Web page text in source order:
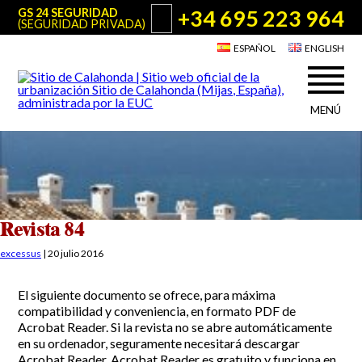
GS 24 SEGURIDAD
(SEGURIDAD PRIVADA)
+34 695 223 964
ESPAÑOL ENGLISH
MENÚ
Quiénes somos
Junta Directiva
Servicios de la EUC
Actas e Informes Anuales
Contactar
Actuaciones
Utilidades para Residentes y Visitantes
Transporte
El reciclado de nuestros residuos
Información sobre podas
Noticias
Teléfonos de interés
Revista 84
excessus | 20 julio 2016
El siguiente documento se ofrece, para máxima
compatibilidad y conveniencia, en formato PDF de
Acrobat Reader. Si la revista no se abre automáticamente
en su ordenador, seguramente necesitará descargar